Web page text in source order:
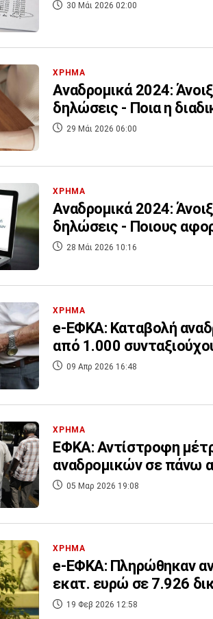
30 Μάι 2026 02:00
ΧΡΗΜΑ
Αναδρομικά 2024:
δηλώσεις - Ποια η
29 Μάι 2026 06:00
ΧΡΗΜΑ
Αναδρομικά 2024:
δηλώσεις - Ποιους
28 Μάι 2026 10:16
ΧΡΗΜΑ
e-ΕΦΚΑ: Καταβολή
από 1.000
09 Απρ 2026 16:48
ΧΡΗΜΑ
ΕΦΚΑ: Αντίστροφη
αναδρομικών σε πάνω
05 Μαρ 2026 19:08
ΧΡΗΜΑ
e-ΕΦΚΑ: Πληρώθηκαν
εκατ. ευρώ σε 7.926
19 Φεβ 2026 12:58